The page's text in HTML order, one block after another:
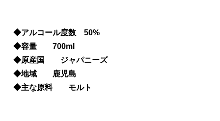
◆アルコール度数 50%
◆容量 700ml
◆原産国 ジャパニーズ
◆地域 鹿児島
◆主な原料 モルト